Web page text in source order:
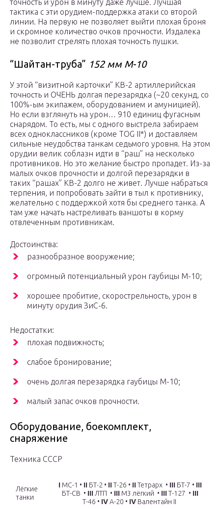
точность и урон в минуту даже лучше. Лучшая
тактика с эти орудием-поддержка атаки со второй
линии. На первую не позволяет выйти плохая броня
и скромное количество очков прочности. Издалека
не позволит стрелять плохая точность пушки.
“Шайтан-труба” 152 мм М-10
У этой “визитной карточки” КВ-2 артиллерийская
точность и ОЧЕНЬ долгая перезарядка (~20 секунд, со
100%-ым экипажем, оборудованием и амуницией).
Но если взглянуть на урон… 910 единиц фугасным
снарядом. То есть, мы с одного выстрела забираем
всех одноклассников (кроме TOG II*) и доставляем
сильные неудобства танкам седьмого уровня. На этом
орудии велик соблазн идти в “раш” на несколько
противников. Но это желание быстро пропадет. Из-за
малых очков прочности и долгой перезарядки в
таких “рашах” КВ-2 долго не живет. Лучше набраться
терпения, и попробовать зайти в тыл к противнику,
желательно с поддержкой хотя бы среднего танка. А
там уже начать настреливать ваншоты в корму
отвлеченным противникам.
Достоинства:
разнообразное вооружение;
огромный потенциальный урон гаубицы М-10;
хорошее пробитие, скорострельность, урон в
минуту орудия ЗиС-6.
Недостатки:
плохая подвижность;
слабое бронирование;
очень долгая перезарядка гаубицы М-10;
малый запас очков прочности.
Оборудование, боекомплект,
снаряжение
Техника СССР
Лёгкие
танки
I МС-1 • II БТ-2 • IIТ-26 • IIТетрарх • III БТ-7 • III
БТ-СВ • III ЛТП • III М3 лёгкий • IIIТ-127 • III
Т-46 • IVА-20 • IV Валентайн II